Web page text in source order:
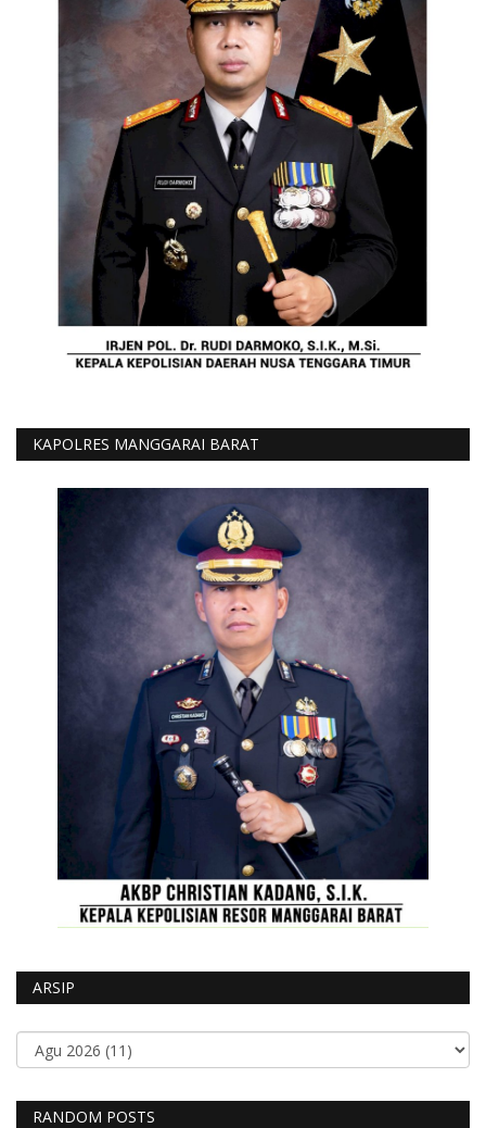
KAPOLRES MANGGARAI BARAT
ARSIP
RANDOM POSTS